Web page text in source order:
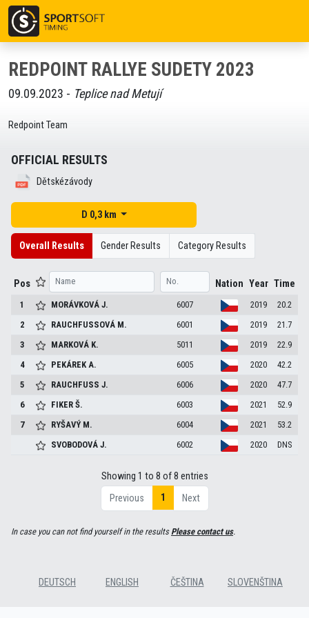
REDPOINT RALLYE SUDETY 2023
09.09.2023 - Teplice nad Metují
Redpoint Team
OFFICIAL RESULTS
Dětskézávody
D 0,3 km
Overall Results Gender Results Category Results
Pos Nation Year Time
1 MORÁVKOVÁJ. 6007 2019
20.2
2
RAUCHFUSSOVÁ M. 6001 2019
21.7
3
MARKOVÁ K. 5011 2019
22.9
4
PEKÁREKA. 6005 2020
42.2
5
RAUCHFUSSJ. 6006 2020
47.7
6
FIKERŠ. 6003 2021
52.9
7
RYŠAVÝ M. 6004 2021
53.2
SVOBODOVÁJ. 6002 2020 DNS
Showing 1 to 8 of 8 entries
Previous
1 Next
In case you can not find yourself in the results Please contact us.
DEUTSCH ENGLISH ČEŠTINA SLOVENŠTINA